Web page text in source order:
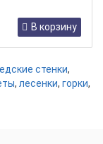
В корзину
стенки,
, лесенки, горки,